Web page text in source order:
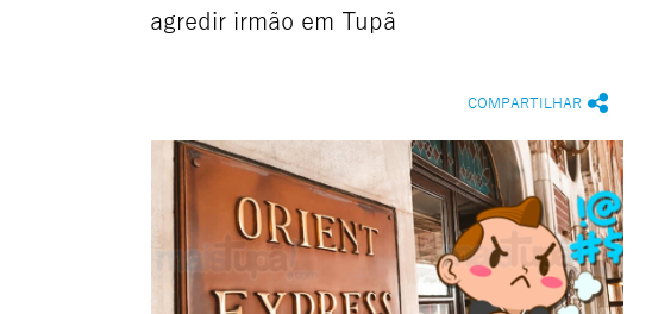
agredir irmão em Tupã
COMPARTILHAR